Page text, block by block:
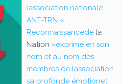
lassociation nationale
ANT-TRN «
Reconnaissancede la
Nation »exprime en son
nom et au nom des
membres de lassociation
sa profonde émotionet